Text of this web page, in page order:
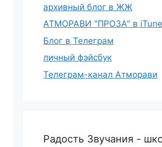
архивный блог в ЖЖ
АТМОРАВИ "ПРОЗА" в
Блог в Телеграм
личный фэйсбук
Телеграм-канал Атморави
Радость Звучания -